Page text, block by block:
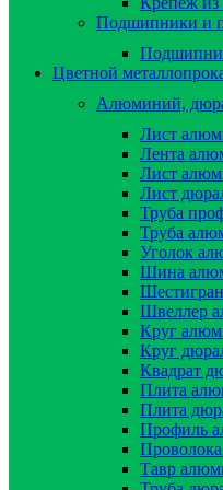
Подшипники и
Цветной
Алюминий,
Лист
Лента
Лист
Лист
Труба
Труба
Уголок
Шина
Швеллер
Круг
Круг
Квадрат
Плита
Плита
Профиль
Тавр